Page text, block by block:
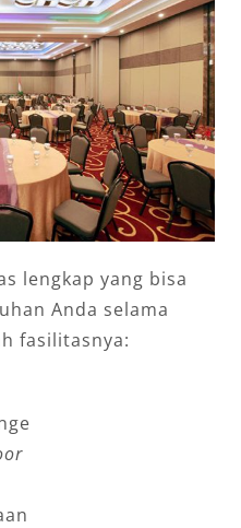
lengkap yang bisa
Anda selama
fasilitasnya: